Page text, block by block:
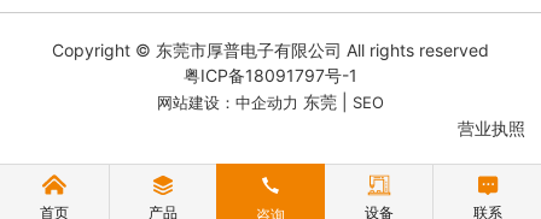
首页 产品 咨询 设备 联系
Copyright © 东莞市厚普电子有限公司 All rights reserved
粤ICP备18091797号-1
网站建设：中企动力 东莞| SEO
营业执照